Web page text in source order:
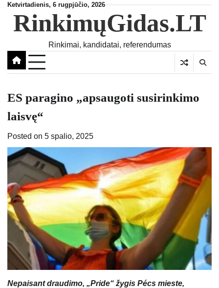
Skip
content
Ketvirtadienis, 6 rugpjūčio, 2026
RinkimųGidas.LT
Rinkimai, kandidatai, referendumas
ES paragino „apsaugoti susirinkimo
laisvę“
Posted on 5 spalio, 2025
Nepaisant draudimo, „Pride“ žygis Pécs mieste,